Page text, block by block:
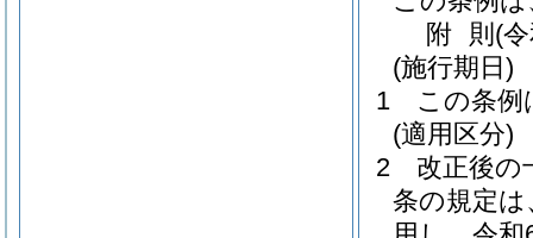
附 則 (
(施行期日)
1
この条例
(適用区分)
2
改正後の
条の規定